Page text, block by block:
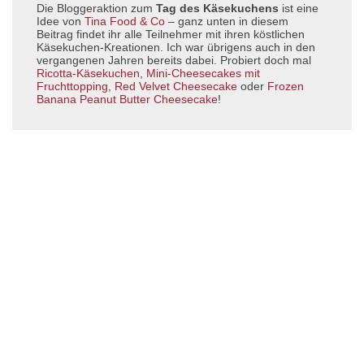
Die Bloggeraktion zum Tag des Käsekuchens ist eine
Idee von Tina Food & Co – ganz unten in diesem
Beitrag findet ihr alle Teilnehmer mit ihren köstlichen
Käsekuchen-Kreationen. Ich war übrigens auch in den
vergangenen Jahren bereits dabei. Probiert doch mal
Ricotta-Käsekuchen
Mini-Cheesecakes mit
Fruchttopping
Red Velvet Cheesecake oder Frozen
Banana Peanut Butter Cheesecake!